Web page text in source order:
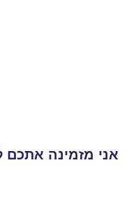
אני מזמינה אתכם